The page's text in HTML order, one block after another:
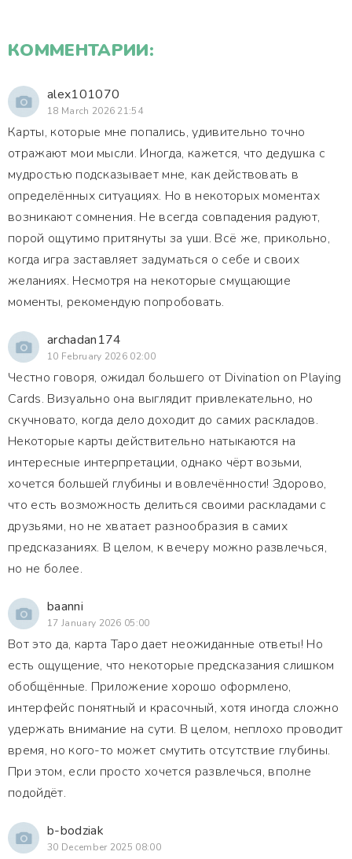
КОММЕНТАРИИ:
alex101070
18 March 2026 21:54
Карты, которые мне попались, удивительно точно
отражают мои мысли. Иногда, кажется, что дедушка с
мудростью подсказывает мне, как действовать в
определённых ситуациях. Но в некоторых моментах
возникают сомнения. Не всегда совпадения радуют,
порой ощутимо притянуты за уши. Всё же, прикольно,
когда игра заставляет задуматься о себе и своих
желаниях. Несмотря на некоторые смущающие
моменты, рекомендую попробовать.
archadan174
10 February 2026 02:00
Честно говоря, ожидал большего от Divination on Playing
Cards. Визуально она выглядит привлекательно, но
скучновато, когда дело доходит до самих раскладов.
Некоторые карты действительно натыкаются на
интересные интерпретации, однако чёрт возьми,
хочется большей глубины и вовлечённости! Здорово,
что есть возможность делиться своими раскладами с
друзьями, но не хватает разнообразия в самих
предсказаниях. В целом, к вечеру можно развлечься,
но не более.
baanni
17 January 2026 05:00
Вот это да, карта Таро дает неожиданные ответы! Но
есть ощущение, что некоторые предсказания слишком
обобщённые. Приложение хорошо оформлено,
интерфейс понятный и красочный, хотя иногда сложно
удержать внимание на сути. В целом, неплохо проводит
время, но кого-то может смутить отсутствие глубины.
При этом, если просто хочется развлечься, вполне
подойдёт.
b-bodziak
30 December 2025 08:00